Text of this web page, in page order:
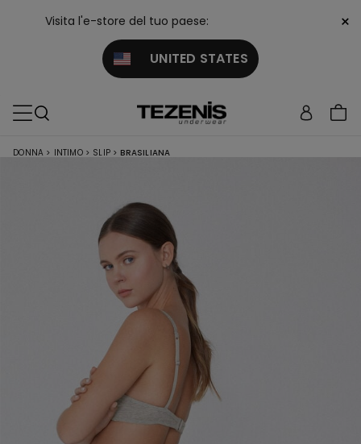
Visita l'e-store del tuo paese:
UNITED STATES
×
DONNA > INTIMO > SLIP > BRASILIANA